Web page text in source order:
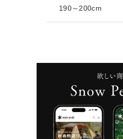
190～200cm